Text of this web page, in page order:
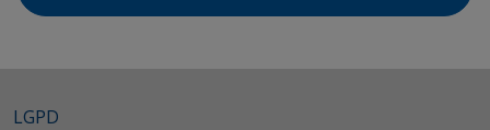
LGPD